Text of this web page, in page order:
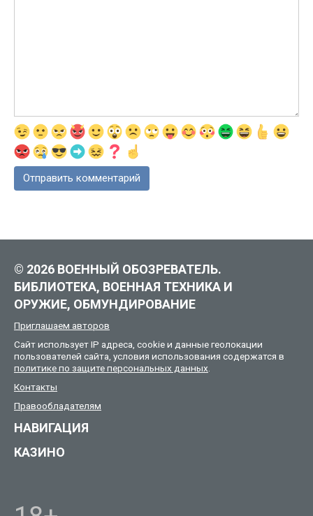
© 2026 ВОЕННЫЙ ОБОЗРЕВАТЕЛЬ.
БИБЛИОТЕКА, ВОЕННАЯ ТЕХНИКА И
ОРУЖИЕ, ОБМУНДИРОВАНИЕ
Приглашаем авторов
Сайт использует IP адреса, cookie и данные геолокации
пользователей сайта, условия использования содержатся в
политике по защите персональных данных.
Контакты
Правообладателям
НАВИГАЦИЯ
КАЗИНО